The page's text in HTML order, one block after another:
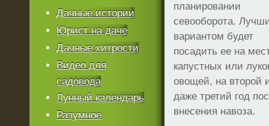
планировании
севооборота.
вариантом будет
посадить ее на
капустных или
овощей, на второй
даже третий год
внесения навоза.
Дачные истории
Юрист на даче
Дачные хитрости
Видео для
садовода
Лунный календарь
Разумное